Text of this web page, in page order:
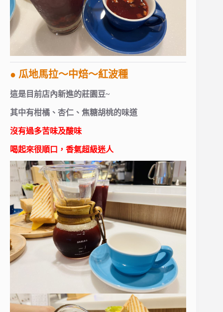
● 瓜地馬拉～中焙～紅波種
這是目前店內新進的莊園豆~
其中有柑橘、杏仁、焦糖胡桃的味道
沒有過多苦味及酸味
喝起來很順口，香氣超級迷人